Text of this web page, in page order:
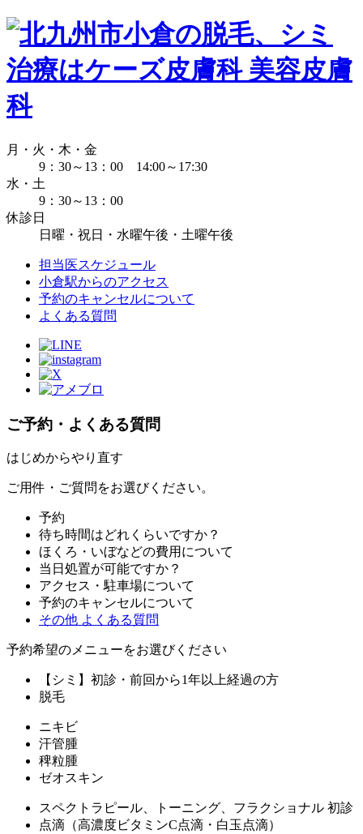
月・火・木・金
9：30～13：00 14:00～17:30
水・土
9：30～13：00
休診日
日曜・祝日・水曜午後・土曜午後
担当医スケジュール
小倉駅からのアクセス
予約のキャンセルについて
よくある質問
ご予約・よくある質問
はじめからやり直す
ご用件・ご質問をお選びください。
予約
待ち時間はどれくらいですか？
ほくろ・いぼなどの費用について
当日処置が可能ですか？
アクセス・駐車場について
予約のキャンセルについて
その他 よくある質問
予約希望のメニューをお選びください
【シミ】初診・前回から1年以上経過の方
脱毛
ニキビ
汗管腫
稗粒腫
ゼオスキン
スペクトラピール、トーニング、フラクショナル 初診
点滴（高濃度ビタミンC点滴・白玉点滴）